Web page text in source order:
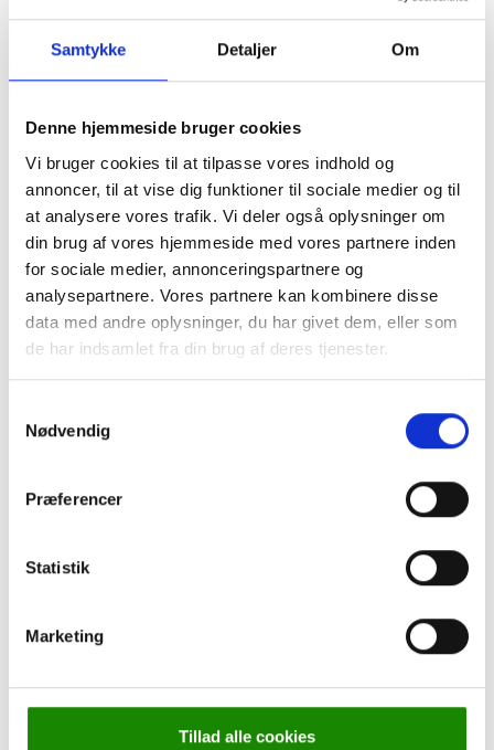
Samtykke Detaljer Om
Denne hjemmeside bruger cookies
Vi bruger cookies til at tilpasse vores indhold og
annoncer, til at vise dig funktioner til sociale medier og til
at analysere vores trafik. Vi deler også oplysninger om
din brug af vores hjemmeside med vores partnere inden
for sociale medier, annonceringspartnere og
analysepartnere. Vores partnere kan kombinere disse
data med andre oplysninger, du har givet dem, eller som
de har indsamlet fra din brug af deres tjenester.
Nødvendig
Præferencer
Statistik
Marketing
Tillad alle cookies
211110
Udebehandlingsvogn på
hjul
Log ind for pris
212261
Fodbadekar,
Sammenklappeligt, ass.
farver
Log ind for pris
229758